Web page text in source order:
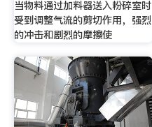
当物料通过加料器送入粉碎室时
受到调整气流的剪切作用，强烈
的冲击和剧烈的摩擦使